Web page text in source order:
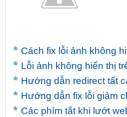
74.71.0.123:27791
24.197.74.205:45414
71.86.171.59:16443
96.8.204.233:31454
71.234.197.16:40933
71.10.142.85:51830
71.215.41.47:38502
71.51.243.229:47981
Cách fix lỗi ảnh không
Lỗi ảnh không hiển thị
Hướng dẫn redirect tất
Hướng dẫn fix lỗi giảm
Các phím tắt khi lướt